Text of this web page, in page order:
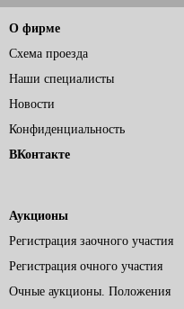
О фирме
Схема проезда
Наши специалисты
Новости
Конфиденциальность
ВКонтакте
Аукционы
Регистрация заочного участия
Регистрация очного участия
Очные аукционы. Положения